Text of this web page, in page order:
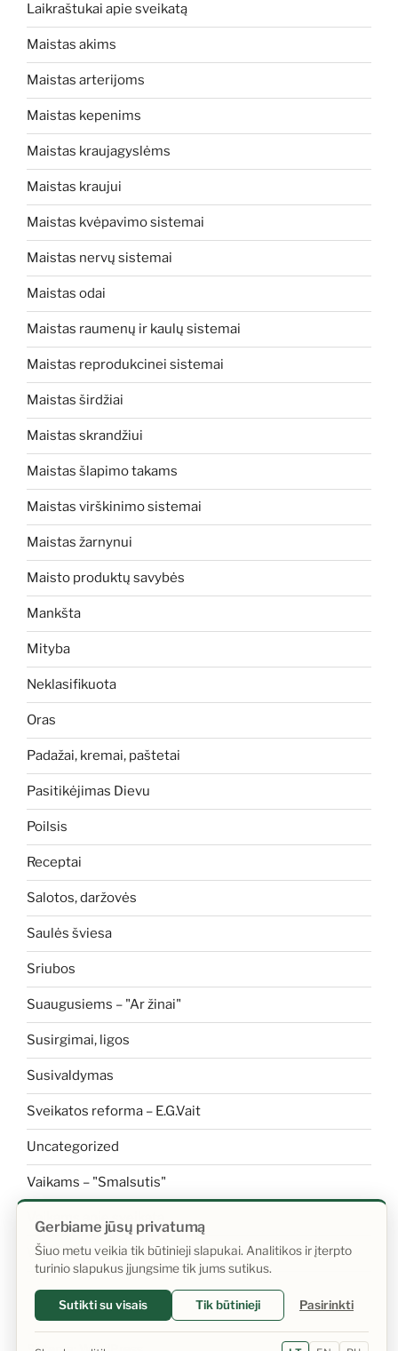
Laikraštukai apie sveikatą
Maistas akims
Maistas arterijoms
Maistas kepenims
Maistas kraujagyslėms
Maistas kraujui
Maistas kvėpavimo sistemai
Maistas nervų sistemai
Maistas odai
Maistas raumenų ir kaulų sistemai
Maistas reprodukcinei sistemai
Maistas širdžiai
Maistas skrandžiui
Maistas šlapimo takams
Maistas virškinimo sistemai
Maistas žarnynui
Maisto produktų savybės
Mankšta
Mityba
Neklasifikuota
Oras
Padažai, kremai, paštetai
Pasitikėjimas Dievu
Poilsis
Receptai
Salotos, daržovės
Saulės šviesa
Sriubos
Suaugusiems – "Ar žinai"
Susirgimai, ligos
Susivaldymas
Sveikatos reforma – E.G.Vait
Uncategorized
Vaikams – "Smalsutis"
Vaikams apie sveikatą
Vanduo
Gerbiame jūsų privatumą
Šiuo metu veikia tik būtinieji slapukai. Analitikos ir įterpto
turinio slapukus įjungsime tik jums sutikus.
Sutikti su visais Tik būtinieji Pasirinkti